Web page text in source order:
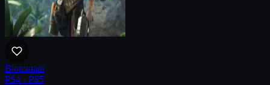
Biomutant
PS4 · PS5